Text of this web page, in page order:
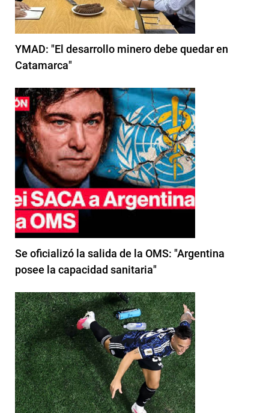
YMAD: "El desarrollo minero debe quedar en
Catamarca"
Se oficializó la salida de la OMS: "Argentina
posee la capacidad sanitaria"